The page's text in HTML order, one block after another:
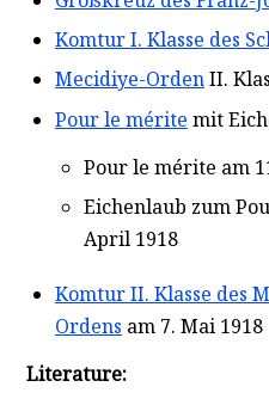
Komtur I. Klasse des
Mecidiye-OrdenII.
Pour le mérite mit
Pour le mérite am
Eichenlaub zum
April 1918
Komtur II. Klasse des
Ordens am 7. Mai 1918
Literature: